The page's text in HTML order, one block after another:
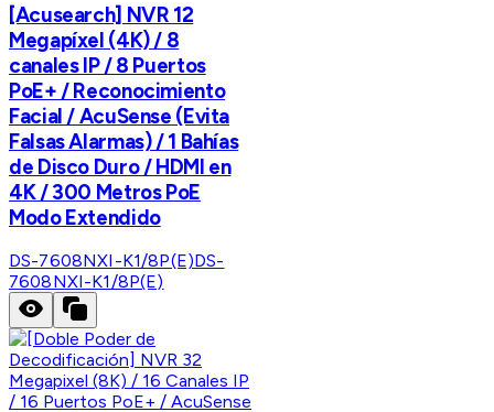
[Acusearch] NVR 12
Megapíxel (4K) / 8
canales IP / 8 Puertos
PoE+ / Reconocimiento
Facial / AcuSense (Evita
Falsas Alarmas) / 1 Bahías
de Disco Duro / HDMI en
4K / 300 Metros PoE
Modo Extendido
DS-7608NXI-K1/8P(E)DS-
7608NXI-K1/8P(E)